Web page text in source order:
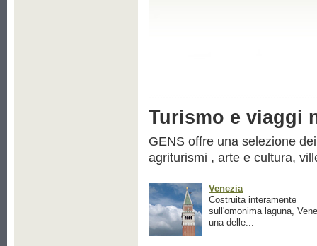
Turismo e viaggi
GENS offre una selezione
agriturismi , arte e cultura,
Venezia
Costruita interamente
sull'omonima laguna,
una delle...